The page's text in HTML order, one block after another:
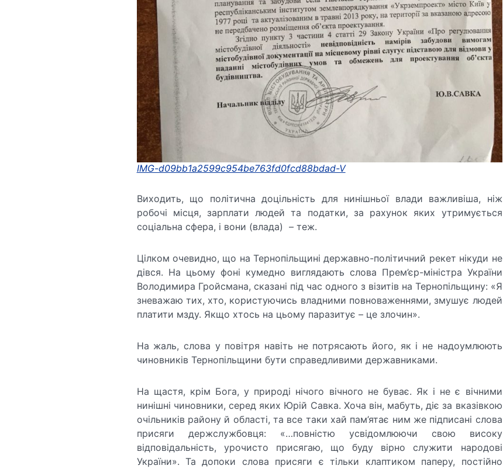
IMG-d09bb1a2599c954be763fd0fcd88bdad-V
Виходить, що політична доцільність для нинішньої влади важливіша, ніж
робочі місця, зарплати людей та податки, за рахунок яких утримується
соціальна сфера, і вони (влада) – теж.
Цілком очевидно, що на Тернопільщині державно-політичний рекет нікуди не
дівся. На цьому фоні кумедно виглядають слова Прем’єр-міністра України
Володимира Гройсмана, сказані під час одного з візитів на Тернопільщину: «Я
зневажаю тих, хто, користуючись владними повноваженнями, змушує людей
платити мзду. Якщо хтось на цьому паразитує – це злочин».
На жаль, слова у повітря навіть не потрясають його, як і не надоумлюють
чиновників Тернопільщини бути справедливими державниками.
На щастя, крім Бога, у природі нічого вічного не буває. Як і не є вічними
нинішні чиновники, серед яких Юрій Савка. Хоча він, мабуть, діє за вказівкою
очільників району й області, та все таки хай пам’ятає ним же підписані слова
присяги держслужбовця: «…повністю усвідомлюючи свою високу
відповідальність, урочисто присягаю, що буду вірно служити народові
України». Та допоки слова присяги є тільки клаптиком паперу, постійно